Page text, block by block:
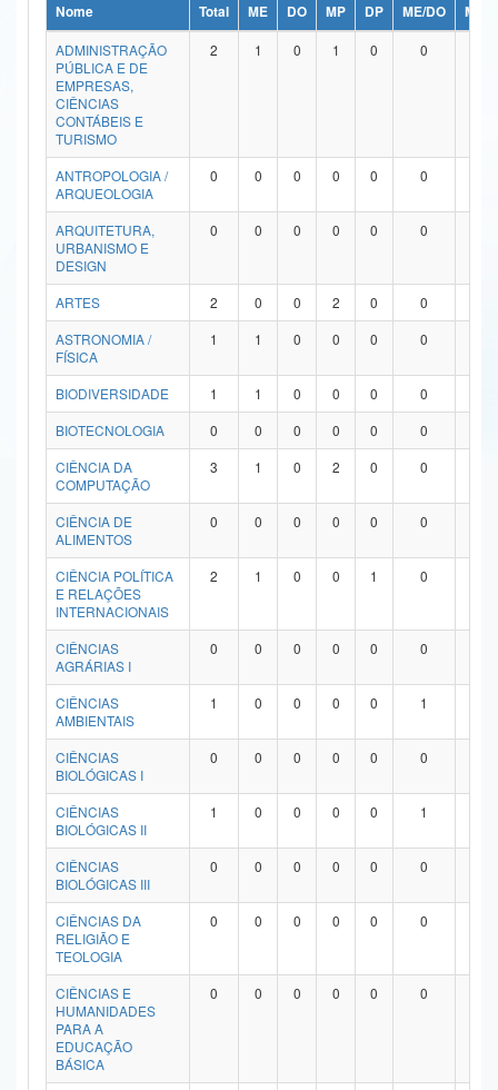
Ministério da Ciência, Tecnologia, Inovações e Comunicações
Ministério do Meio Ambiente
Ministério do Turismo
Ministério do Desenvolvimento Regional
Controladoria-Geral da União
Ministério da Mulher, da Família e dos Direitos Humanos
Secretaria de Governo
Advocacia-Geral da União
Banco Central do Brasil
Nome Total ME DO MP DP ME/DO
MP/
ADMINISTRAÇÃO
PÚBLICA E DE
EMPRESAS,
CIÊNCIAS
CONTÁBEIS E
TURISMO
2 1 0 1 0 0
ANTROPOLOGIA /
ARQUEOLOGIA
0 0 0 0 0 0
ARQUITETURA,
URBANISMO E
DESIGN
0 0 0 0 0 0
ARTES 2 0 0 2 0 0
ASTRONOMIA /
FÍSICA
1 1 0 0 0 0
BIODIVERSIDADE 1 1 0 0 0 0
BIOTECNOLOGIA
0 0 0 0 0 0
CIÊNCIA DA
COMPUTAÇÃO
3 1 0 2 0 0
CIÊNCIA DE
ALIMENTOS
0 0 0 0 0 0
CIÊNCIA POLÍTICA
E RELAÇÕES
INTERNACIONAIS
2 1 0 0 1 0
CIÊNCIAS
AGRÁRIAS I
0 0 0 0 0 0
CIÊNCIAS
AMBIENTAIS
1 0 0 0 0 1
CIÊNCIAS
BIOLÓGICAS I
0 0 0 0 0 0
CIÊNCIAS
BIOLÓGICAS II
1 0 0 0 0 1
CIÊNCIAS
BIOLÓGICAS III
0 0 0 0 0 0
CIÊNCIAS DA
RELIGIÃO E
TEOLOGIA
0 0 0 0 0 0
CIÊNCIAS E
HUMANIDADES
PARA A
EDUCAÇÃO
BÁSICA
0 0 0 0 0 0